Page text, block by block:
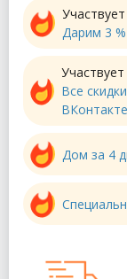
Дарим 3
Все
ВКонтакте
Дом за 4